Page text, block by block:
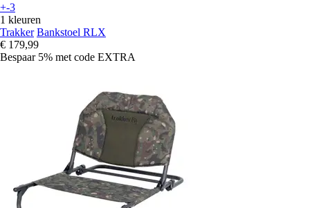
+-3
1 kleuren
Trakker Bankstoel RLX
€ 179,99
Bespaar 5% met code EXTRA